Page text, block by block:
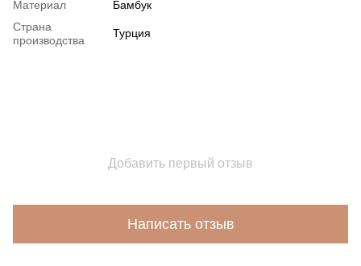
Материал
Бамбук
Страна
производства
Турция
Добавить первый отзыв
Написать отзыв